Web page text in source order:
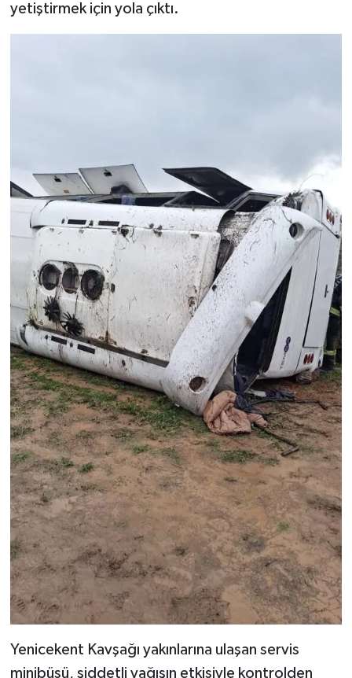
yetiştirmek için yola çıktı.
Yenicekent Kavşağı yakınlarına ulaşan servis
minibüsü, şiddetli yağışın etkisiyle kontrolden